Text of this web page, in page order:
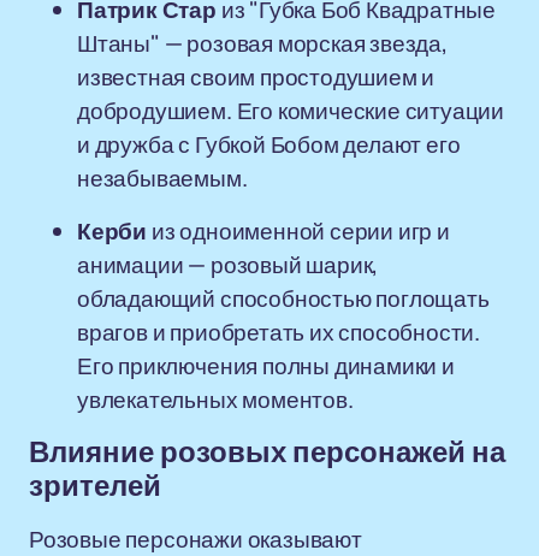
Патрик Стар из "Губка Боб Квадратные
Штаны" — розовая морская звезда,
известная своим простодушием и
добродушием. Его комические ситуации
и дружба с Губкой Бобом делают его
незабываемым.
Керби из одноименной серии игр и
анимации — розовый шарик,
обладающий способностью поглощать
врагов и приобретать их способности.
Его приключения полны динамики и
увлекательных моментов.
Влияние розовых персонажей на
зрителей
Розовые персонажи оказывают